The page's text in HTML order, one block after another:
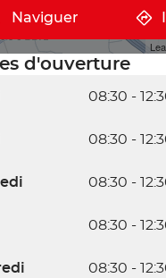
d'ouverture
08:30 -
08:30 -
08:30 -
08:30 -
08:30 -
Naviguer